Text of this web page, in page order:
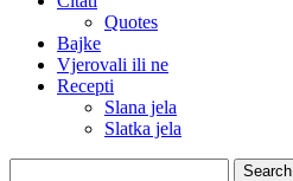
Quotes
Bajke
Vjerovali ili ne
Recepti
Slana jela
Slatka jela
Search